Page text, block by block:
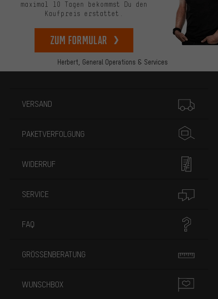
Herbert, General Operations & Services
maximal 10 Tagen bekommst Du den
Kaufpreis erstattet.
zum Formular
VERSAND
PAKETVERFOLGUNG
WIDERRUF
SERVICE
FAQ
GRÖSSENBERATUNG
WUNSCHBOX